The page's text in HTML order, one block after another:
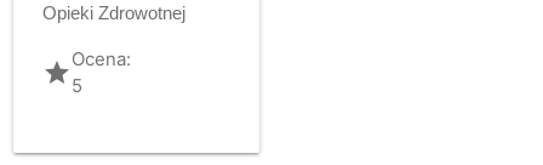
Opieki Zdrowotnej
gradeOcena:
5